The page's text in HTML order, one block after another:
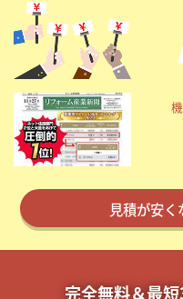
内装の費用相場シミュレー
掲載希望のデザイン 設
店舗開業・改装を
見積が安
完全無料＆最